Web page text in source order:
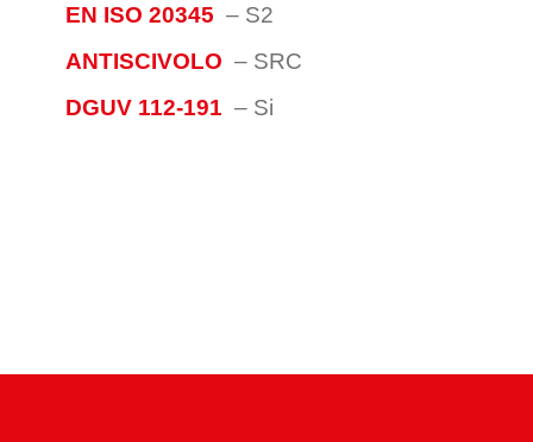
EN ISO 20345 – S2
ANTISCIVOLO – SRC
DGUV 112-191 – Si